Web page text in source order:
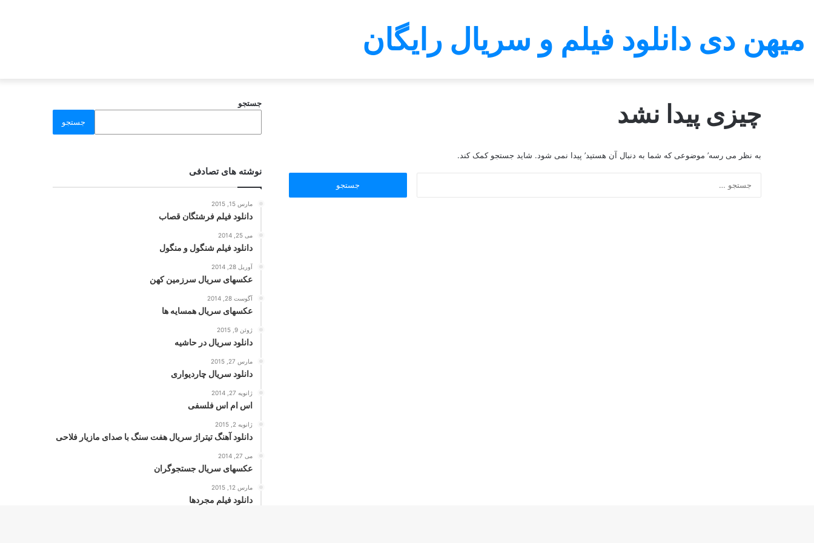
میهن دی دانلود فیلم و سریال رایگان
چیزی پیدا نشد
به نظر می رسه’ موضوعی که شما به دنبال آن هستید’ پیدا نمی شود. شاید جستجو کمک کند.
جستجو
جستجو
نوشته های تصادفی
مارس 15, 2015
دانلود فیلم فرشتگان قصاب
می 25, 2014
دانلود فیلم شنگول و منگول
آوریل 28, 2014
عکسهای سریال سرزمین کهن
آگوست 28, 2014
عکسهای سریال همسایه ها
ژوئن 9, 2015
دانلود سریال در حاشیه
مارس 27, 2015
دانلود سریال چاردیواری
ژانویه 27, 2014
اس ام اس فلسفی
ژانویه 2, 2015
دانلود آهنگ تیتراژ سریال هفت سنگ با صدای مازیار فلاحی
می 27, 2014
عکسهای سریال جستجوگران
مارس 12, 2015
دانلود فیلم مجردها